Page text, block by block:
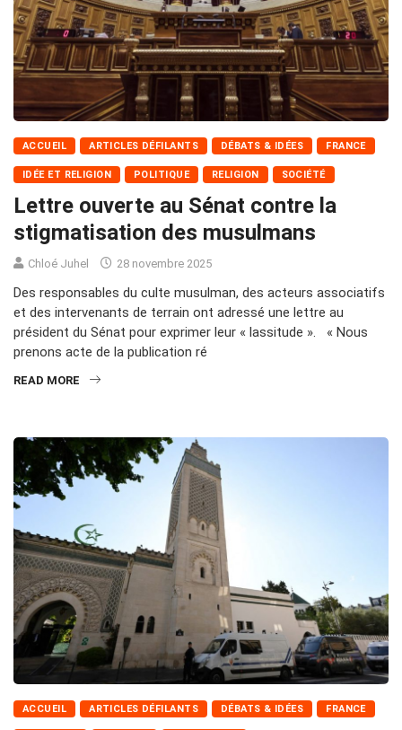
ACCUEIL ARTICLES DÉFILANTS DÉBATS & IDÉES FRANCE
IDÉE ET RELIGION POLITIQUE RELIGION SOCIÉTÉ
Lettre ouverte au Sénat contre la
stigmatisation des musulmans
Chloé Juhel 28 novembre 2025
Des responsables du culte musulman, des acteurs associatifs
et des intervenants de terrain ont adressé une lettre au
président du Sénat pour exprimer leur « lassitude ». « Nous
prenons acte de la publication ré
READ MORE
ACCUEIL ARTICLES DÉFILANTS DÉBATS & IDÉES FRANCE